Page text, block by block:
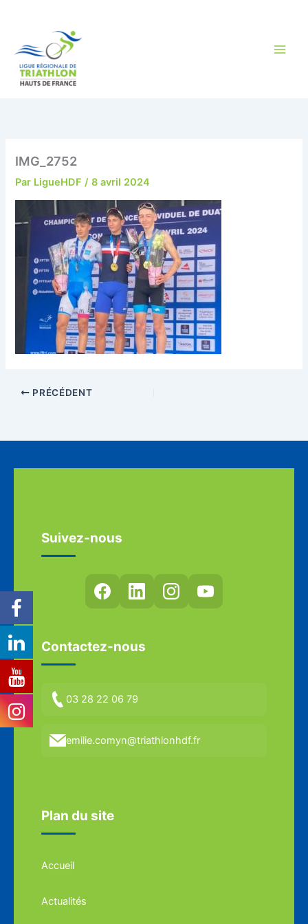
IMG_2752
Par LigueHDF/8 avril 2024
PRÉCÉDENT
Suivez-nous
Contactez-nous
03 28 22 06 79
emilie.comyn@triathlonhdf.fr
Plan du site
Accueil
Actualités